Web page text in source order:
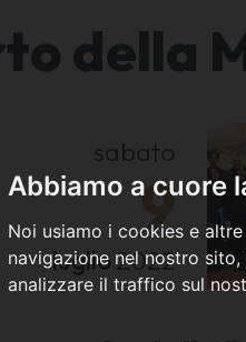
Abbiamo a cuore
Noi usiamo i cookies e
navigazione nel nostro
analizzare il traffico sul
della
sabato
9
luglio2022